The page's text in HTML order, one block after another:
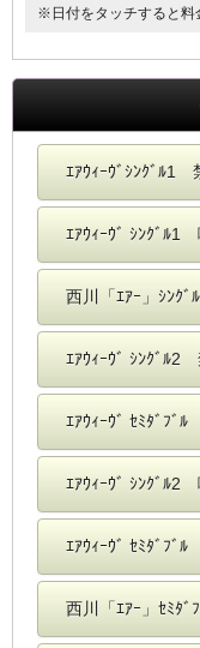
※日付をタッチすると料
ｴｱｳｨｰｳﾞｼﾝｸﾞﾙ1
ｴｱｳｨｰｳﾞ ｼﾝｸﾞﾙ1
西川「ｴｱｰ」ｼﾝｸ
ｴｱｳｨｰｳﾞ ｼﾝｸﾞﾙ2
ｴｱｳｨｰｳﾞ ｾﾐﾀﾞﾌﾞ
ｴｱｳｨｰｳﾞ ｼﾝｸﾞﾙ2
ｴｱｳｨｰｳﾞ ｾﾐﾀﾞﾌﾞ
西川「ｴｱｰ」ｾﾐﾀ